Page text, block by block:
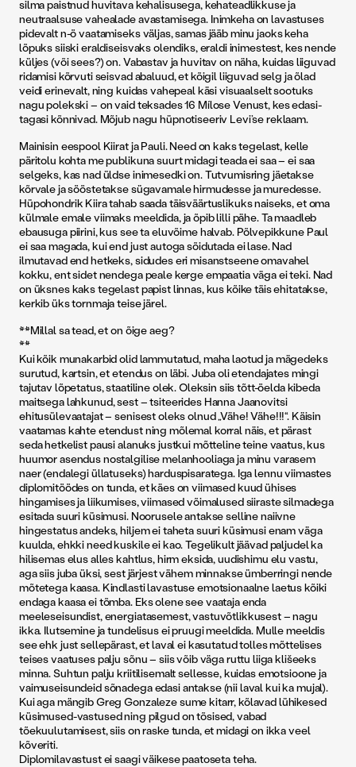
silma paistnud huvitava kehalisusega, kehateadlikkuse ja
neutraalsuse vahealade avastamisega. Inimkeha on lavastuses
pidevalt n-ö vaatamiseks väljas, samas jääb minu jaoks keha
lõpuks siiski eraldiseisvaks olendiks, eraldi inimestest, kes nende
küljes (või sees?) on. Vabastav ja huvitav on näha, kuidas liiguvad
ridamisi kõrvuti seisvad abaluud, et kõigil liiguvad selg ja õlad
veidi erinevalt, ning kuidas vahepeal käsi visuaalselt sootuks
nagu polekski – on vaid teksades 16 Mílose Venust, kes edasi-
tagasi kõnnivad. Mõjub nagu hüpnotiseeriv Levi’se reklaam.
Mainisin eespool Kiirat ja Pauli. Need on kaks tegelast, kelle
päritolu kohta me publikuna suurt midagi teada ei saa – ei saa
selgeks, kas nad üldse inimesedki on. Tutvumisring jäetakse
kõrvale ja sööstetakse sügavamale hirmudesse ja muredesse.
Hüpohondrik Kiira tahab saada täisväärtuslikuks naiseks, et oma
külmale emale viimaks meeldida, ja õpib lilli pähe. Ta maadleb
ebausuga piirini, kus see ta eluvõime halvab. Põlvepikkune Paul
ei saa magada, kui end just autoga sõidutada ei lase. Nad
ilmutavad end hetkeks, sidudes eri misanstseene omavahel
kokku, ent sidet nendega peale kerge empaatia väga ei teki. Nad
on üksnes kaks tegelast papist linnas, kus kõike täis ehitatakse,
kerkib üks tornmaja teise järel.
**Millal sa tead, et on õige aeg?
**
Kui kõik munakarbid olid lammutatud, maha laotud ja mägedeks
surutud, kartsin, et etendus on läbi. Juba oli etendajates mingi
tajutav lõpetatus, staatiline olek. Oleksin siis tõtt-öelda kibeda
maitsega lahkunud, sest – tsiteerides Hanna Jaanovitsi
ehitusülevaatajat – senisest oleks olnud „Vähe! Vähe!!!“. Käisin
vaatamas kahte etendust ning mõlemal korral näis, et pärast
seda hetkelist pausi alanuks justkui mõtteline teine vaatus, kus
huumor asendus nostalgilise melanhooliaga ja minu varasem
naer (endalegi üllatuseks) harduspisaratega. Iga lennu viimastes
diplomitöödes on tunda, et käes on viimased kuud ühises
hingamises ja liikumises, viimased võimalused siiraste silmadega
esitada suuri küsimusi. Noorusele antakse selline naiivne
hingestatus andeks, hiljem ei taheta suuri küsimusi enam väga
kuulda, ehkki need kuskile ei kao. Tegelikult jäävad paljudel ka
hilisemas elus alles kahtlus, hirm eksida, uudishimu elu vastu,
aga siis juba üksi, sest järjest vähem minnakse ümberringi nende
mõtetega kaasa. Kindlasti lavastuse emotsionaalne laetus kõiki
endaga kaasa ei tõmba. Eks olene see vaataja enda
meeleseisundist, energiatasemest, vastuvõtlikkusest – nagu
ikka. Ilutsemine ja tundelisus ei pruugi meeldida. Mulle meeldis
see ehk just sellepärast, et laval ei kasutatud tolles mõttelises
teises vaatuses palju sõnu – siis võib väga ruttu liiga klišeeks
minna. Suhtun palju kriitilisemalt sellesse, kuidas emotsioone ja
vaimuseisundeid sõnadega edasi antakse (nii laval kui ka mujal).
Kui aga mängib Greg Gonzaleze sume kitarr, kõlavad lühikesed
küsimused-vastused ning pilgud on tõsised, vabad
tõekuulutamisest, siis on raske tunda, et midagi on ikka veel
kõveriti.
Diplomilavastust ei saagi väikese paatoseta teha.